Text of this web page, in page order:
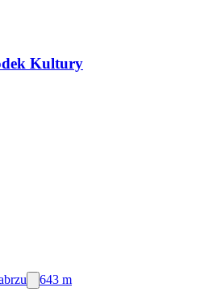
Kultury
643 m